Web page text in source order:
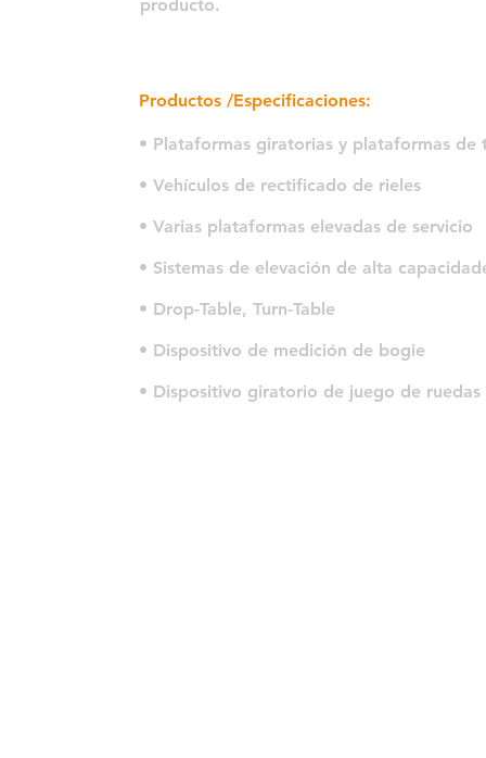
producto.
Productos /Especificaciones:
• Plataformas giratorias y plataformas de
• Vehículos de rectificado de rieles
• Varias plataformas elevadas de servicio
• Sistemas de elevación de alta
• Drop-Table, Turn-Table
• Dispositivo de medición de bogie
• Dispositivo giratorio de juego de ruedas